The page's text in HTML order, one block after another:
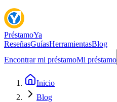
PréstamoYa
ReseñasGuíasHerramientasBlog
Encontrar mi préstamoMi préstamo
Inicio
Blog